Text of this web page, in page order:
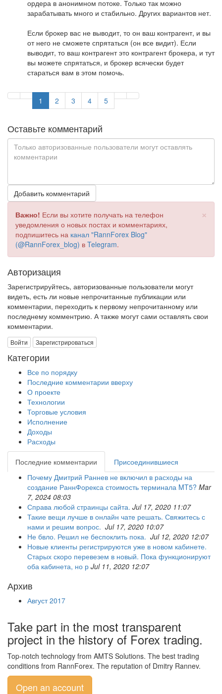
ордера в анонимном потоке. Только так можно
зарабатывать много и стабильно. Других вариантов нет.
Если брокер вас не выводит, то он ваш контрагент, и вы
от него не сможете спрятаться (он все видит). Если
выводит, то ваш контрагент это контрагент брокера, и тут
вы можете спрятаться, и брокер всячески будет
стараться вам в этом помочь.
1 2 3 4 5
Оставьте комментарий
Добавить комментарий
×
Важно! Если вы хотите получать на телефон
уведомления о новых постах и комментариях,
подпишитесь на канал "RannForex Blog"
(@RannForex_blog) в Telegram.
Авторизация
Зарегистрируйтесь, авторизованные пользователи могут
видеть, есть ли новые непрочитанные публикации или
комментарии, переходить к первому непрочитанному или
последнему комментрию. А также могут сами оставлять свои
комментарии.
Войти Зарегистрироваться
Категории
Все по порядку
Последние комментарии вверху
О проекте
Технологии
Торговые условия
Исполнение
Доходы
Расходы
Последние комментарии
Присоединившиеся
Почему Дмитрий Раннев не включил в расходы на
создание РаннФорекса стоимость терминала MT5? Mar
7, 2024 08:03
Справа любой страинцы сайта. Jul 17, 2020 11:07
Такие вещи лучше в онлайн чате решать. Свяжитесь с
нами и решим вопрос. Jul 17, 2020 10:07
Не бвло. Решил не беспоклить пока. Jul 12, 2020 12:07
Новые клиенты регистрируются уже в новом кабинете.
Старых скоро перевезем в новый. Пока функционируют
оба кабинета, но р Jul 11, 2020 12:07
Архив
Август 2017
Take part in the most transparent
project in the history of Forex trading.
Top-notch technology from AMTS Solutions. The best trading
conditions from RannForex. The reputation of Dmitry Rannev.
Open an account